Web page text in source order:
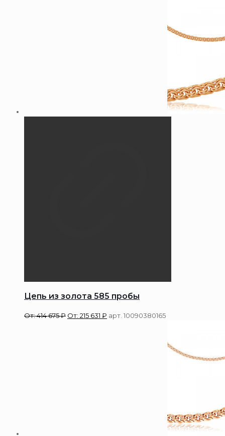
Цепь из золота 585 пробы
От:414 675₽ От: 215 631 ₽ арт. 10090380165